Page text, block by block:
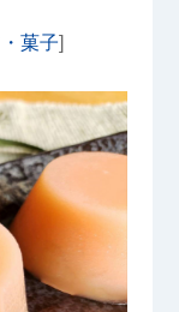
菓子]